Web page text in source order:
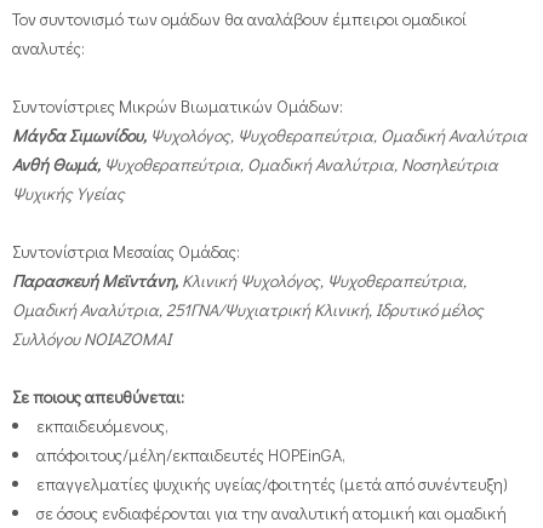
Τον συντονισμό των ομάδων θα αναλάβουν έμπειροι ομαδικοί
αναλυτές:
Συντονίστριες Μικρών Βιωματικών Ομάδων:
Μάγδα Σιμωνίδου, Ψυχολόγος, Ψυχοθεραπεύτρια, Ομαδική Αναλύτρια
Ανθή Θωμά, Ψυχοθεραπεύτρια, Ομαδική Αναλύτρια, Νοσηλεύτρια
Ψυχικής Υγείας
Συντονίστρια Μεσαίας Ομάδας:
Παρασκευή Μεϊντάνη, Κλινική Ψυχολόγος, Ψυχοθεραπεύτρια,
Ομαδική Αναλύτρια, 251ΓΝΑ/Ψυχιατρική Κλινική, Ιδρυτικό μέλος
Συλλόγου ΝΟΙΑΖΟΜΑΙ
Σε ποιους απευθύνεται:
εκπαιδευόμενους,
απόφοιτους/μέλη/εκπαιδευτές HOPEinGA,
επαγγελματίες ψυχικής υγείας/φοιτητές (μετά από συνέντευξη)
σε όσους ενδιαφέρονται για την αναλυτική ατομική και ομαδική